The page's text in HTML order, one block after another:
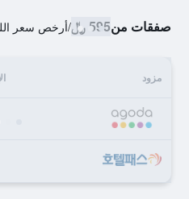
صفقات من595 ﷼ /أرخص سعر
مزود